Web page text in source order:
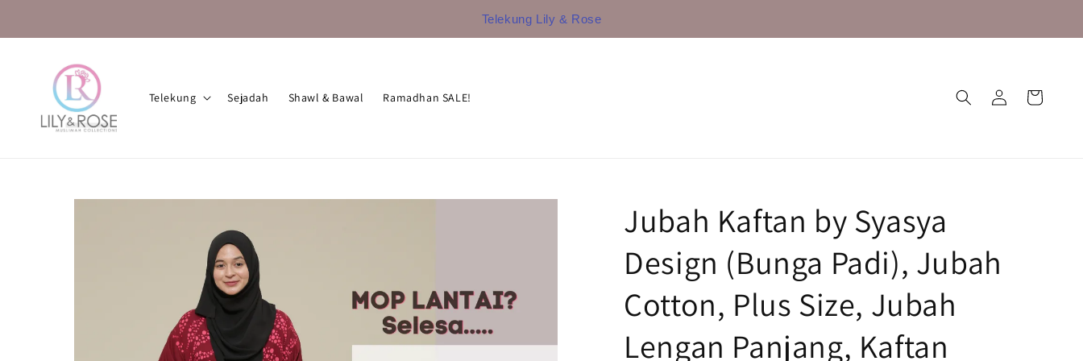
Telekung Lily & Rose
Telekung Sejadah Shawl & Bawal Ramadhan SALE!
Jubah Kaftan by Syasya
Design (Bunga Padi), Jubah
Cotton, Plus Size, Jubah
Lengan Panjang, Kaftan